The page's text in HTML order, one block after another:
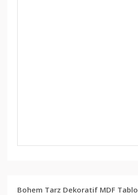
Bohem Tarz Dekoratif MDF Tablo